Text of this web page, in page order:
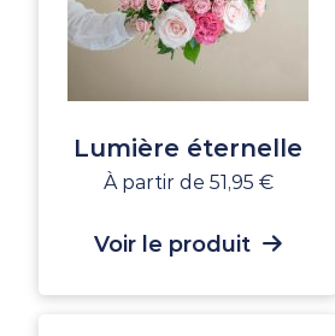
Lumière éternelle
À partir de 51,95 €
Voir le produit